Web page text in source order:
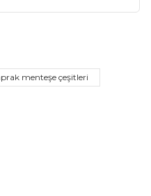
menteşe çeşitleri